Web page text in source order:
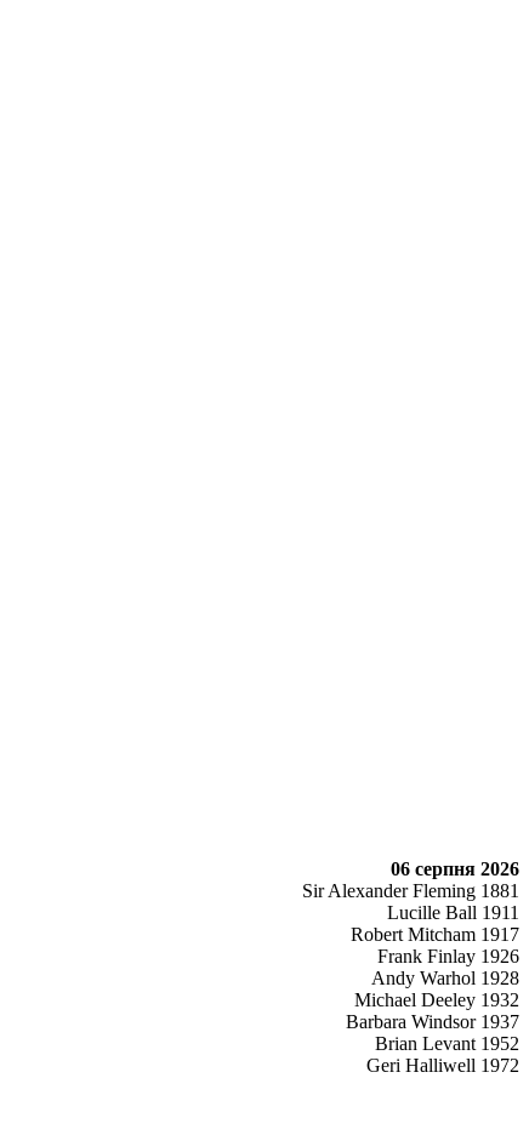
06 серпня 2026
Sir Alexander Fleming 1881
Lucille Ball 1911
Robert Mitcham 1917
Frank Finlay 1926
Andy Warhol 1928
Michael Deeley 1932
Barbara Windsor 1937
Brian Levant 1952
Geri Halliwell 1972